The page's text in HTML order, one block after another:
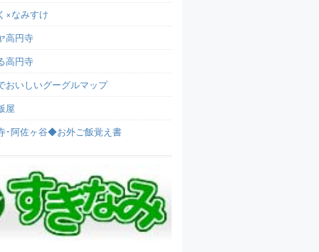
×なみすけ
高円寺
高円寺
おいしいグーグルマップ
屋
･阿佐ヶ谷◆お外ご飯覚え書